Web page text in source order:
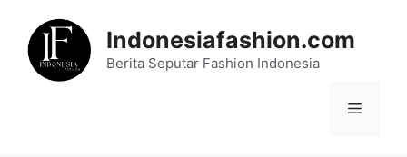
content
Indonesiafashion.com
Berita Seputar Fashion Indonesia
Menu